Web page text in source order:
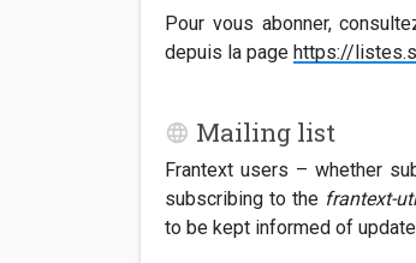
Pour vous abonner,
depuis la page https://
Mailing list
Frantext users – whether
subscribing to the frantext-
to be kept informed of